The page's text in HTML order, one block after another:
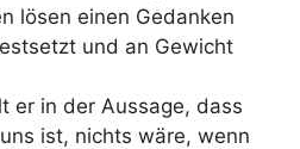
lösen einen Gedanken
und an Gewicht
er in der Aussage, dass
ist, nichts wäre, wenn